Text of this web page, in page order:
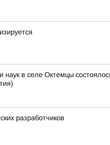
в селе Октемцы
разработчиков